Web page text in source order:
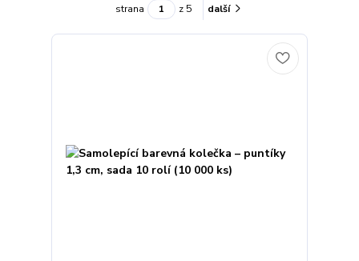
strana z 5 další